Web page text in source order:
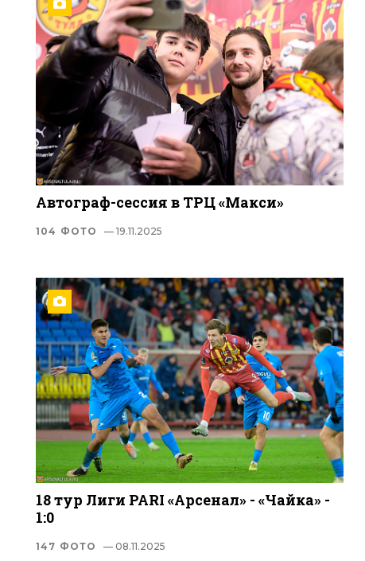
Автограф-сессия в ТРЦ «Макси»
104 ФОТО — 19.11.2025
18 тур Лиги PARI «Арсенал» - «Чайка» -
1:0
147 ФОТО — 08.11.2025